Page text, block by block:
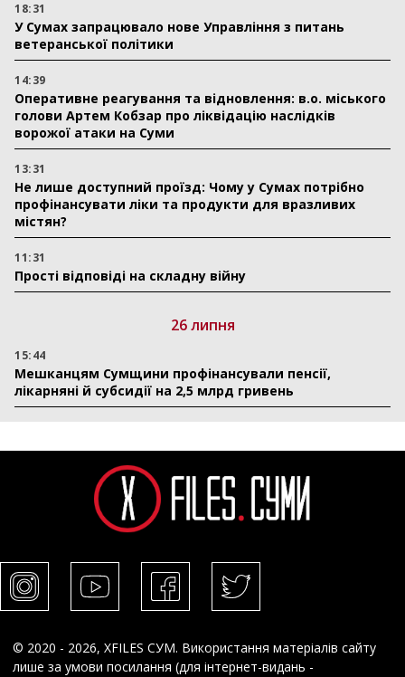
18:31
У Сумах запрацювало нове Управління з питань
ветеранської політики
14:39
Оперативне реагування та відновлення: в.о. міського
голови Артем Кобзар про ліквідацію наслідків
ворожої атаки на Суми
13:31
Не лише доступний проїзд: Чому у Сумах потрібно
профінансувати ліки та продукти для вразливих
містян?
11:31
Прості відповіді на складну війну
26 липня
15:44
Мешканцям Сумщини профінансували пенсії,
лікарняні й субсидії на 2,5 млрд гривень
© 2020 - 2026, XFILES СУМ. Використання матеріалів сайту
лише за умови посилання (для інтернет-видань -